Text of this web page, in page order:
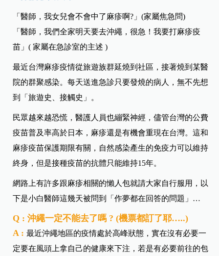
「醫師，我女兒會不會中了麻疹啊?」(家屬焦急問)
「醫師，我們全家明天要去沖繩，很急！我要打麻疹疫
苗」( 家屬在急診室的主述 )
最近台灣麻疹疫情從旅遊族群延燒到社區，接著燒到某醫
院的群聚感染。每天送進急診只要發燒的病人，無不先想
到「旅遊史、接觸史」。
民眾越來越恐慌，醫護人員也繃緊神經，儘管台灣的公費
疫苗普及率高於日本，麻疹還是有機會重現在台灣。這和
麻疹疫苗保護期限有關，自然感染產生的免疫力可以維持
終身，但是接種疫苗的抗體只能維持15年。
網路上有許多跟麻疹相關的懶人包就請大家自行服用，以
下是小白醫師這幾天被問到「作夢都在回答的問題」…
Q : 沖繩一定不能去了嗎 ? (機票都訂了耶…..)
A :最近沖繩地區的疫情處於高峰狀態，實在沒有必要一
定要在風頭上拿自己的健康來下注，若是有必要前往的包